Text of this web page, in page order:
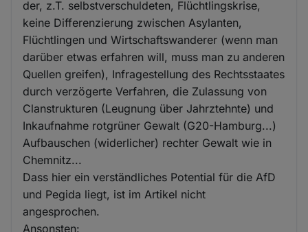
der, z.T. selbstverschuldeten, Flüchtlingskrise,
keine Differenzierung zwischen Asylanten,
Flüchtlingen und Wirtschaftswanderer (wenn man
darüber etwas erfahren will, muss man zu anderen
Quellen greifen), Infragestellung des Rechtsstaates
durch verzögerte Verfahren, die Zulassung von
Clanstrukturen (Leugnung über Jahrztehnte) und
Inkaufnahme rotgrüner Gewalt (G20-Hamburg...)
Aufbauschen (widerlicher) rechter Gewalt wie in
Chemnitz...
Dass hier ein verständliches Potential für die AfD
und Pegida liegt, ist im Artikel nicht
angesprochen.
Ansonsten: